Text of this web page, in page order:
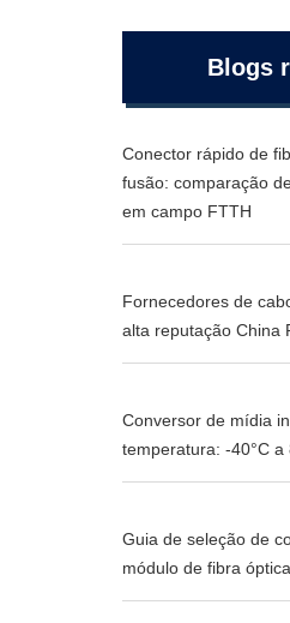
Blogs
Conector rápido de
fusão: comparação
em campo FTTH
Fornecedores de
alta reputação China
Conversor de mídia
temperatura: -40°C
Guia de seleção de
módulo de fibra